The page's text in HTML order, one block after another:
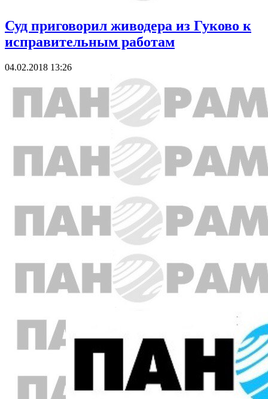
Суд приговорил живодера из Гуково к
исправительным работам
04.02.2018 13:26